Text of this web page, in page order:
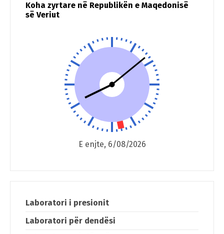
Koha zyrtare në Republikën e Maqedonisë
së Veriut
E enjte, 6/08/2026
Laboratori i presionit
Laboratori për dendësi
македонски